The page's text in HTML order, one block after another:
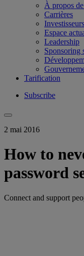
À propos
Carrières
Investisseurs
Espace
Leadership
Sponsoring
Tarification
Subscribe
2 mai 2016
How to
password
Connect and support